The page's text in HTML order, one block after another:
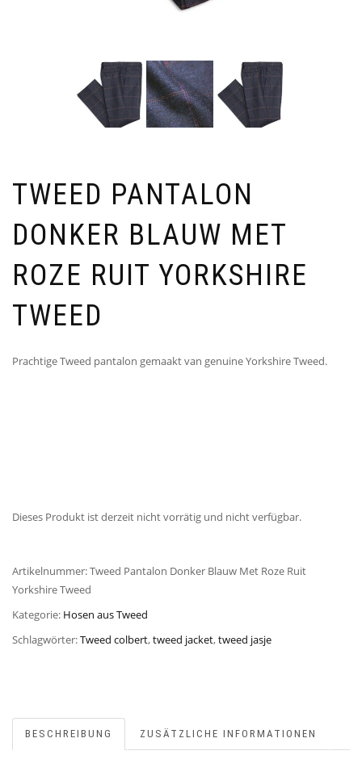
TWEED PANTALON
DONKER BLAUW MET
ROZE RUIT YORKSHIRE
TWEED
Prachtige Tweed pantalon gemaakt van genuine Yorkshire Tweed.
Dieses Produkt ist derzeit nicht vorrätig und nicht verfügbar.
Artikelnummer:Tweed Pantalon Donker Blauw Met Roze Ruit
Yorkshire Tweed
Kategorie: Hosen aus Tweed
Schlagwörter:Tweed colbert,tweed jacket,tweed jasje
BESCHREIBUNG ZUSÄTZLICHE INFORMATIONEN